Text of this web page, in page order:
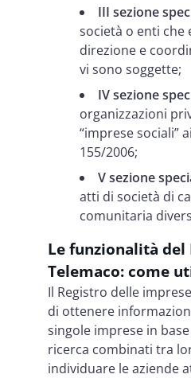
III sezione
società o enti che
direzione e
vi sono soggette;
IV sezione
organizzazioni
“imprese sociali”
155/2006;
V sezione
atti di società di
comunitaria
Le funzionalità
Telemaco: come
Il Registro delle
di ottenere
singole imprese in
ricerca combinati tra
individuare le aziende